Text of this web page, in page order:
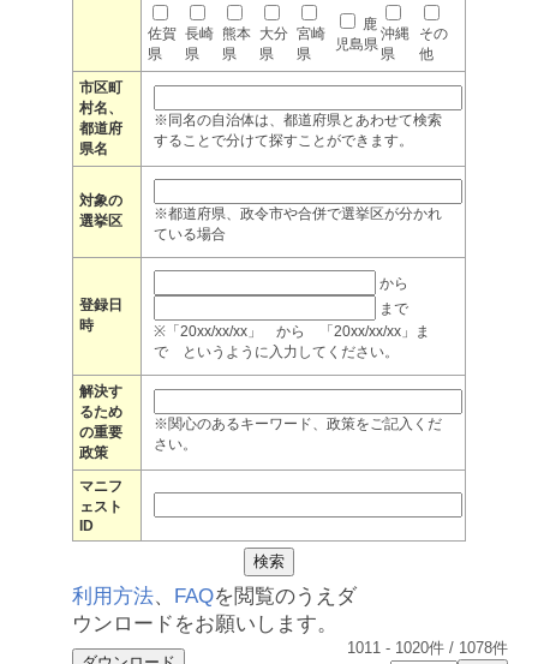
佐賀
県
長崎
県
熊本
県
大分
県
宮崎
県
鹿
児島県
沖縄
県
その
他
市区町
村名、
都道府
県名
※同名の自治体は、都道府県とあわせて検索
することで分けて探すことができます。
対象の
選挙区
※都道府県、政令市や合併で選挙区が分かれ
ている場合
登録日
時
から
まで
※「20xx/xx/xx」 から 「20xx/xx/xx」ま
で というように入力してください。
解決す
るため
の重要
政策
※関心のあるキーワード、政策をご記入くだ
さい。
マニフ
ェスト
ID
利用方法、 FAQを閲覧のうえダ
ウンロードをお願いします。
1011 - 1020件 / 1078件